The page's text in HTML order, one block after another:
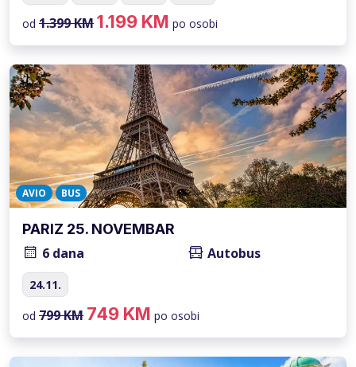
od 1.399 KM1.199 KM po osobi
AVIO BUS
PARIZ 25. NOVEMBAR
6 dana Autobus
24.11.
od 799 KM 749 KM po osobi